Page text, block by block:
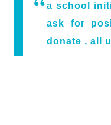
a school
ask for
donate , all